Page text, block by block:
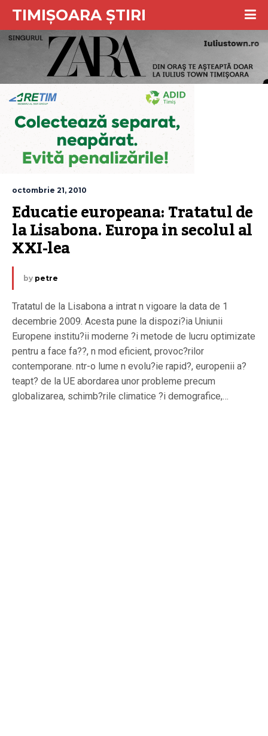
TIMIȘOARA ȘTIRI
octombrie 21, 2010
Educatie europeana: Tratatul de
la Lisabona. Europa in secolul al
XXI-lea
by petre
Tratatul de la Lisabona a intrat n vigoare la data de 1
decembrie 2009. Acesta pune la dispozi?ia Uniunii
Europene institu?ii moderne ?i metode de lucru optimizate
pentru a face fa??, n mod eficient, provoc?rilor
contemporane. ntr-o lume n evolu?ie rapid?, europenii a?
teapt? de la UE abordarea unor probleme precum
globalizarea, schimb?rile climatice ?i demografice,…